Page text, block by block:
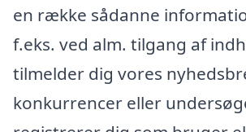
en række sådanne
f.eks. ved alm. tilgang af
tilmelder dig vores
konkurrencer eller